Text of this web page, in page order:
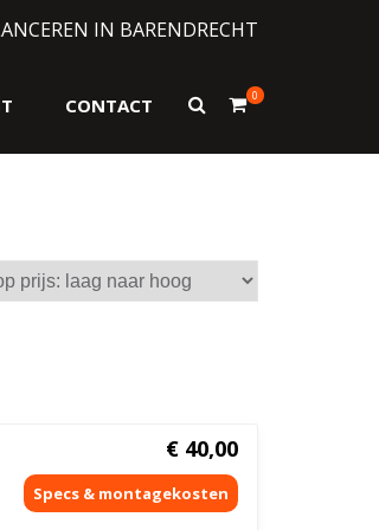
IN BARENDRECHT
CONTACT
Toon
0
€ 40,00